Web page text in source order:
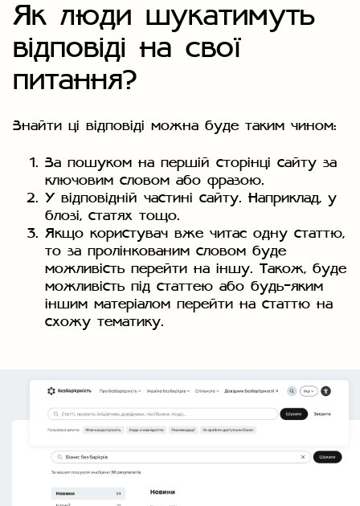
Як люди шукатимуть
відповіді на свої
питання?
Знайти ці відповіді можна буде таким чином:
За пошуком на першій сторінці сайту за
ключовим словом або фразою.
У відповідній частині сайту. Наприклад, у
блозі, статях тощо.
Якщо користувач вже читає одну статтю,
то за пролінкованим словом буде
можливість перейти на іншу. Також, буде
можливість під статтею або будь-яким
іншим матеріалом перейти на статтю на
схожу тематику.